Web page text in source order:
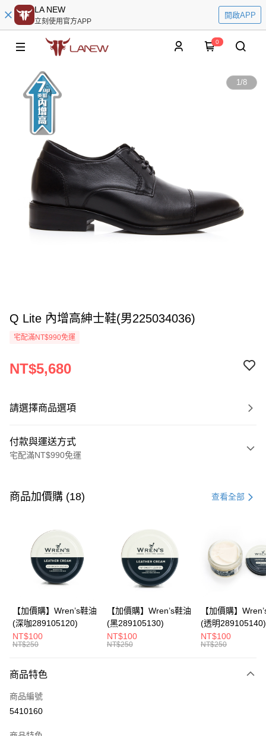
LA NEW
立刻使用官方APP
開啟APP
0
1/8
Q Lite 內增高紳士鞋(男225034036)
宅配滿NT$990免運
NT$5,680
請選擇商品選項
付款與運送方式
宅配滿NT$990免運
信用卡一次付款
Apple Pay
悠遊付
Google Pay
全盈+PAY
ATM付款
宅配
每筆NT$80，滿NT$990(含以上)免運費
付款後門市自取
每筆NT$80，滿NT$699(含以上)免運費
商品加價購 (18) 查看全部
【加價購】Wren’s鞋油
(深咖289105120)
NT$100
NT$250
【加價購】Wren’s鞋油
(黑289105130)
NT$100
NT$250
【加價購】
(透明289105140)
NT$100
NT$250
商品特色
商品編號
5410160